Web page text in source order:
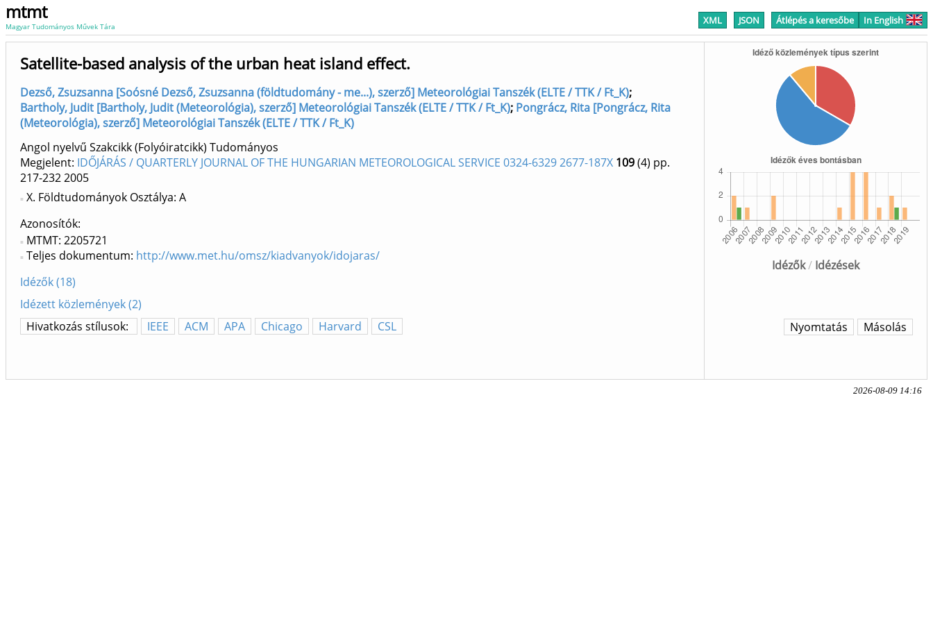
mtmt
Magyar Tudományos Művek Tára XML JSON Átlépés a keresőbe In English
Idézők/ Idézések
Satellite-based analysis of the urban heat island effect.
Dezső, Zsuzsanna [Soósné Dezső, Zsuzsanna (földtudomány - me...), szerző] Meteorológiai Tanszék (ELTE / TTK / Ft_K);
Bartholy, Judit [Bartholy, Judit (Meteorológia), szerző] Meteorológiai Tanszék (ELTE / TTK / Ft_K); Pongrácz, Rita [Pongrácz, Rita
(Meteorológia), szerző] Meteorológiai Tanszék (ELTE / TTK / Ft_K)
Angol nyelvű Szakcikk (Folyóiratcikk) Tudományos
Megjelent: IDŐJÁRÁS / QUARTERLY JOURNAL OF THE HUNGARIAN METEOROLOGICAL SERVICE 0324-6329 2677-187X 109(4) pp.
217-2322005
X. Földtudományok Osztálya: A
Azonosítók
MTMT: 2205721
Teljes dokumentum: http://www.met.hu/omsz/kiadvanyok/idojaras/
Idézők (18)
Idézett közlemények (2)
Hivatkozás stílusok:
IEEE ACM APA Chicago Harvard CSL Másolás
Nyomtatás
2026-08-09 14:16